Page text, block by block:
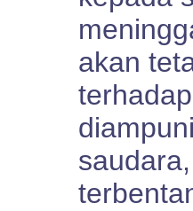
akan